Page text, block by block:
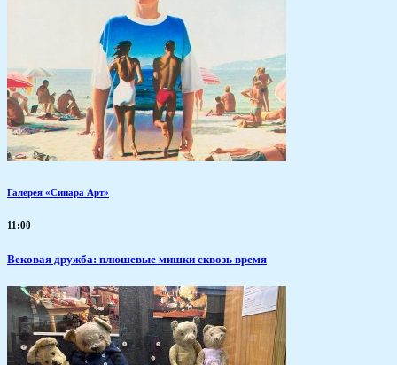
Галерея «Синара Арт»
11:00
Вековая дружба: плюшевые мишки сквозь время